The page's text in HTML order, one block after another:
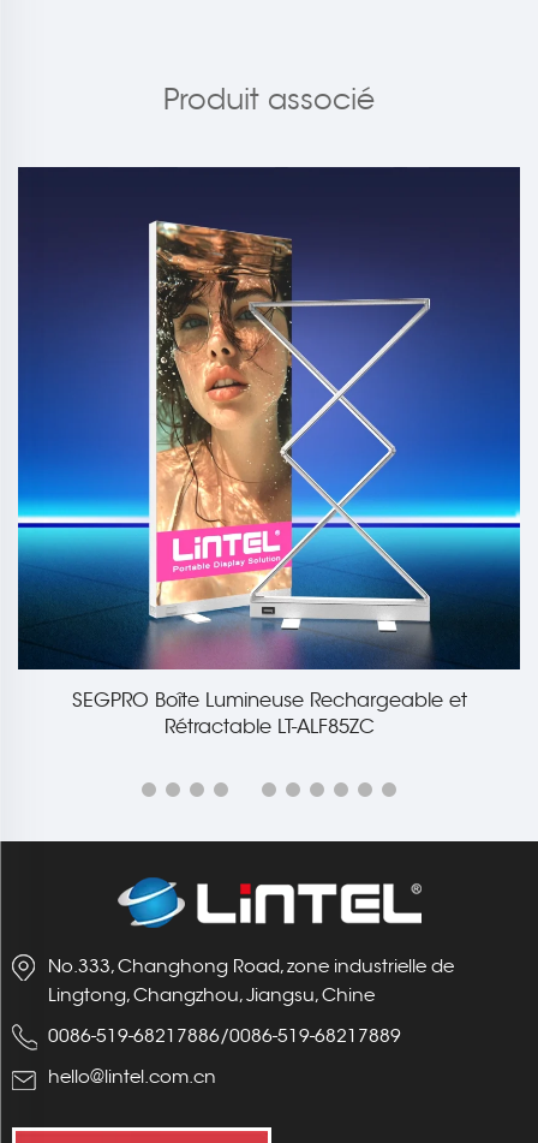
Produit associé
SEGPRO Boîte Lumineuse Rechargeable et
Rétractable LT-ALF85ZC
No.333, Changhong Road, zone industrielle de
Lingtong, Changzhou, Jiangsu, Chine
0086-519-68217886/0086-519-68217889
hello@lintel.com.cn